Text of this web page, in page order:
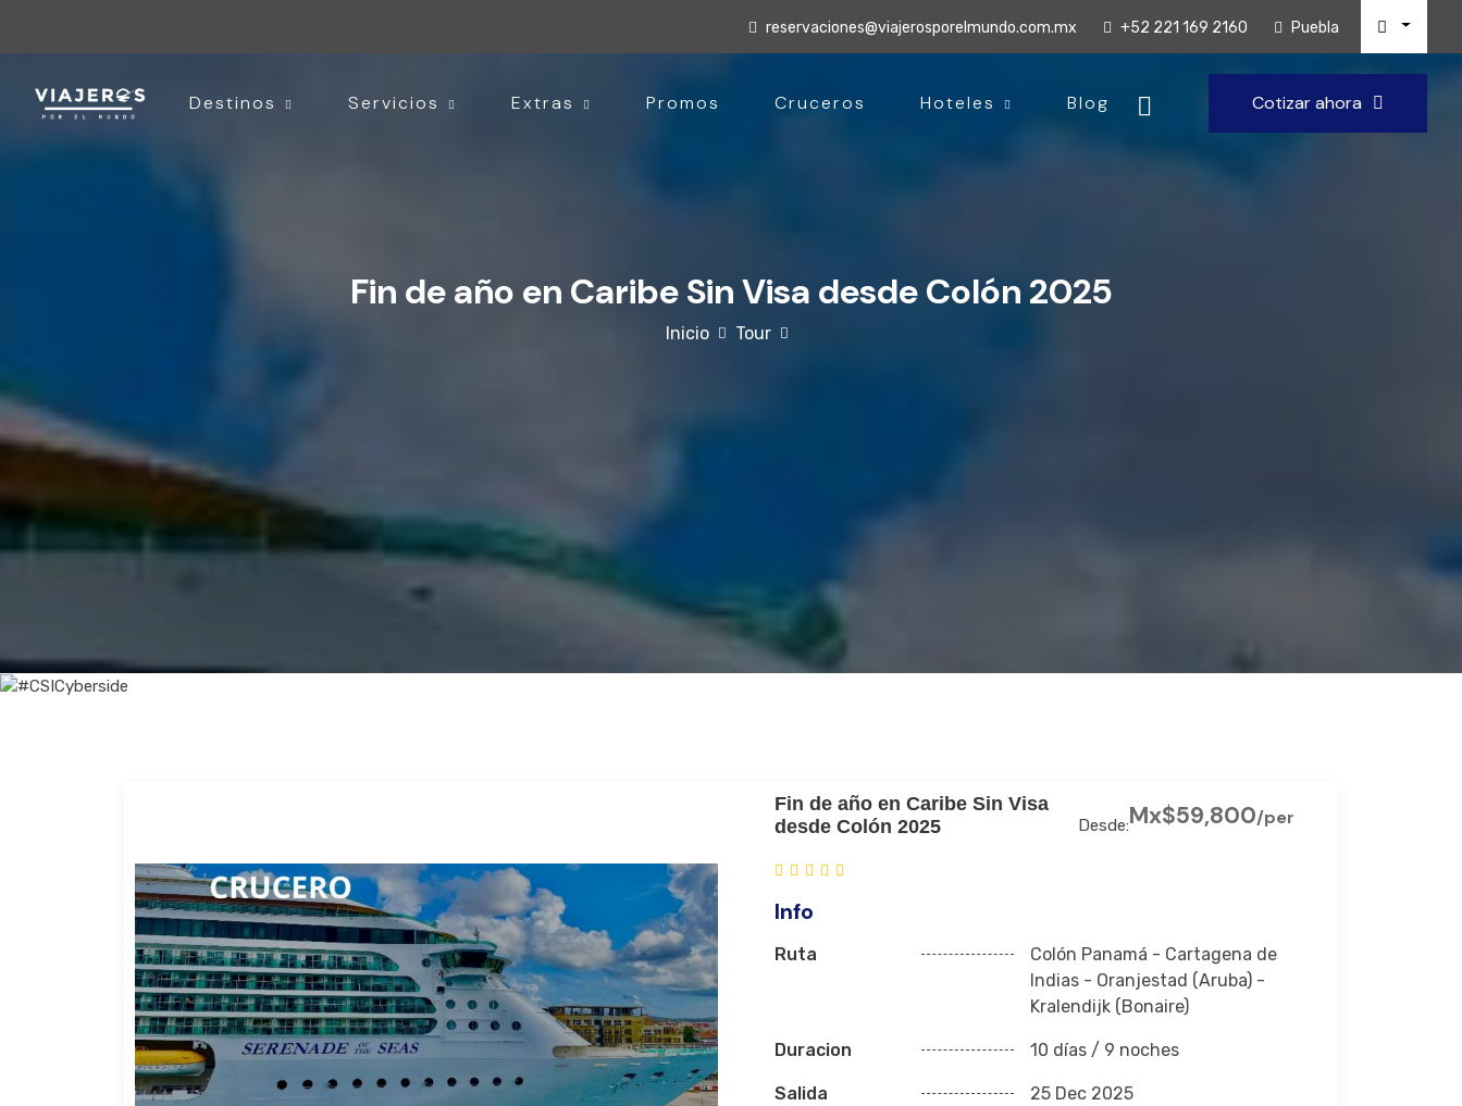
reservaciones@viajerosporelmundo.com.mx +52 221 169 2160 Puebla
Destinos Servicios Extras Promos Cruceros Hoteles Blog Cotizar ahora
Fin de año en Caribe Sin Visa desde Colón 2025
Inicio Tour
Fin de año en Caribe Sin Visa
desde Colón 2025
Desde:Mx$59,800/per
Info
Ruta
Colón Panamá - Cartagena de
Indias - Oranjestad (Aruba) -
Kralendijk (Bonaire)
Duracion 10 días / 9 noches
Salida 25 Dec 2025